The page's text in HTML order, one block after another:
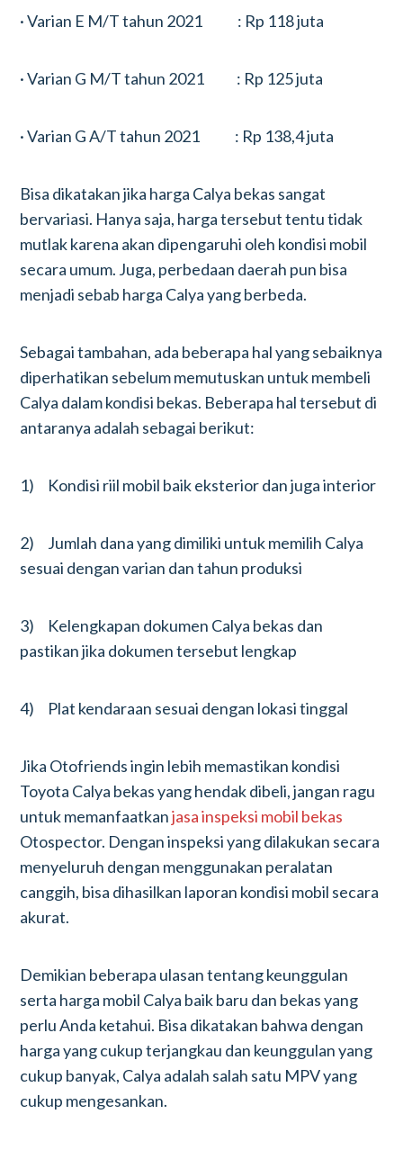
· Varian E M/T tahun 2021 : Rp 118 juta
· Varian G M/T tahun 2021 : Rp 125 juta
· Varian G A/T tahun 2021 : Rp 138,4 juta
Bisa dikatakan jika harga Calya bekas sangat
bervariasi. Hanya saja, harga tersebut tentu tidak
mutlak karena akan dipengaruhi oleh kondisi mobil
secara umum. Juga, perbedaan daerah pun bisa
menjadi sebab harga Calya yang berbeda.
Sebagai tambahan, ada beberapa hal yang sebaiknya
diperhatikan sebelum memutuskan untuk membeli
Calya dalam kondisi bekas. Beberapa hal tersebut di
antaranya adalah sebagai berikut:
1) Kondisi riil mobil baik eksterior dan juga interior
2) Jumlah dana yang dimiliki untuk memilih Calya
sesuai dengan varian dan tahun produksi
3) Kelengkapan dokumen Calya bekas dan
pastikan jika dokumen tersebut lengkap
4) Plat kendaraan sesuai dengan lokasi tinggal
Jika Otofriends ingin lebih memastikan kondisi
Toyota Calya bekas yang hendak dibeli, jangan ragu
untuk memanfaatkanjasa inspeksi mobil bekas
Otospector. Dengan inspeksi yang dilakukan secara
menyeluruh dengan menggunakan peralatan
canggih, bisa dihasilkan laporan kondisi mobil secara
akurat.
Demikian beberapa ulasan tentang keunggulan
serta harga mobil Calya baik baru dan bekas yang
perlu Anda ketahui. Bisa dikatakan bahwa dengan
harga yang cukup terjangkau dan keunggulan yang
cukup banyak, Calya adalah salah satu MPV yang
cukup mengesankan.